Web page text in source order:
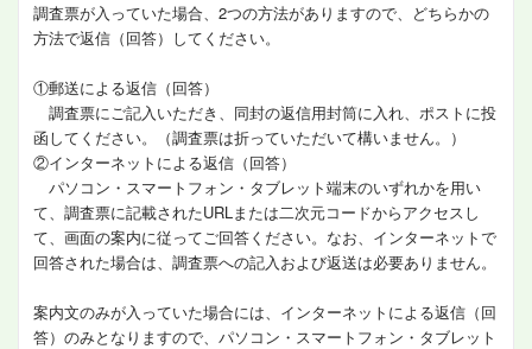
調査票が入っていた場合、2つの方法がありますので、どちらかの
方法で返信（回答）してください。
①郵送による返信（回答）
調査票にご記入いただき、同封の返信用封筒に入れ、ポストに投
函してください。（調査票は折っていただいて構いません。）
②インターネットによる返信（回答）
パソコン・スマートフォン・タブレット端末のいずれかを用い
て、調査票に記載されたURLまたは二次元コードからアクセスし
て、画面の案内に従ってご回答ください。なお、インターネットで
回答された場合は、調査票への記入および返送は必要ありません。
案内文のみが入っていた場合には、インターネットによる返信（回
答）のみとなりますので、パソコン・スマートフォン・タブレット